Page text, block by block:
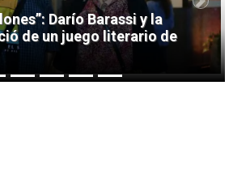
Darío Barassi y la
de un juego literario de
Next